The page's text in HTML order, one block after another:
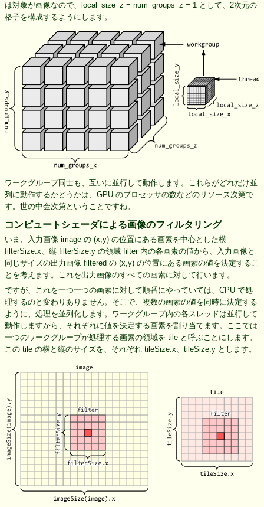
は対象が画像なので、local_size_z = num_groups_z = 1 として、2次元の
格子を構成するようにします。
ワークグループ同士も、互いに並行して動作します。これらがどれだけ並
列に動作するかどうかは、GPU のプロセッサの数などのリソース次第で
す。世の中金次第ということですね。
コンピュートシェーダによる画像のフィルタリング
いま、入力画像 image の (x,y) の位置にある画素を中心とした横
filterSize.x、縦 filterSize.y の領域 filter 内の各画素の値から、入力画像と
同じサイズの出力画像 filtered の (x,y) の位置にある画素の値を決定するこ
とを考えます。これを出力画像のすべての画素に対して行います。
ですが、これを一つ一つの画素に対して順番にやっていては、CPU で処
理するのと変わりありません。そこで、複数の画素の値を同時に決定する
ように、処理を並列化します。ワークグループ内の各スレッドは並行して
動作しますから、それぞれに値を決定する画素を割り当てます。ここでは
一つのワークグループが処理する画素の領域を tile と呼ぶことにします。
この tile の横と縦のサイズを、それぞれ tileSize.x、tileSize.y とします。